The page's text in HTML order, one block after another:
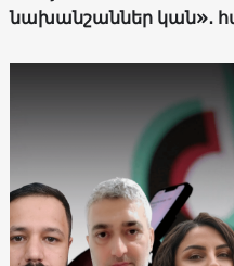
նախանշաններ կան»․